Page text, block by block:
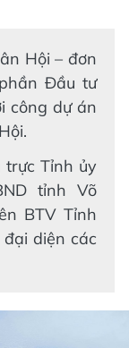
Hội – đơn
Đầu tư
công dự án
trực Tỉnh ủy
tỉnh Võ
BTV Tỉnh
diện các